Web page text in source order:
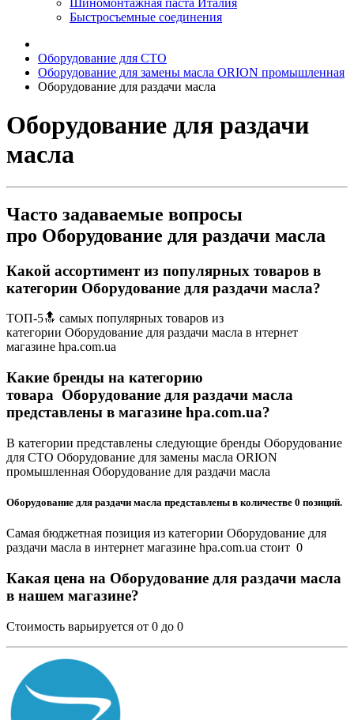
Шиномонтажная паста Италия
Быстросъемные соединения
Оборудование для СТО
Оборудование для замены масла ORION промышленная
Оборудование для раздачи масла
Оборудование для раздачи
масла
Часто задаваемые вопросы
про Оборудование для раздачи масла
Какой ассортимент из популярных товаров в
категории Оборудование для раздачи масла?
ТОП-5🔝 самых популярных товаров из
категории Оборудование для раздачи масла в нтернет
магазине hpa.com.ua
Какие бренды на категорию
товара Оборудование для раздачи масла
представлены в магазине hpa.com.ua?
В категории представлены следующие бренды Оборудование
для СТО Оборудование для замены масла ORION
промышленная Оборудование для раздачи масла
Оборудование для раздачи масла представлены в количестве 0 позиций.
Самая бюджетная позиция из категории Оборудование для
раздачи масла в интернет магазине hpa.com.ua стоит 0
Какая цена на Оборудование для раздачи масла
в нашем магазине?
Стоимость варьируется от 0 до 0